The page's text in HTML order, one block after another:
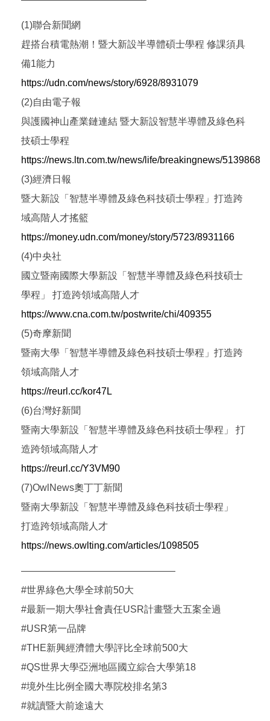
(1)聯合新聞網
趕搭台積電熱潮！暨大新設半導體碩士學程 修課須具
備1能力
https://udn.com/news/story/6928/8931079
(2)自由電子報
與護國神山產業鏈連結 暨大新設智慧半導體及綠色科
技碩士學程
https://news.ltn.com.tw/news/life/breakingnews/5139868
(3)經濟日報
暨大新設「智慧半導體及綠色科技碩士學程」打造跨
域高階人才搖籃
https://money.udn.com/money/story/5723/8931166
(4)中央社
國立暨南國際大學新設「智慧半導體及綠色科技碩士
學程」 打造跨領域高階人才
https://www.cna.com.tw/postwrite/chi/409355
(5)奇摩新聞
暨南大學「智慧半導體及綠色科技碩士學程」打造跨
領域高階人才
https://reurl.cc/kor47L
(6)台灣好新聞
暨南大學新設「智慧半導體及綠色科技碩士學程」 打
造跨領域高階人才
https://reurl.cc/Y3VM90
(7)OwlNews奧丁丁新聞
暨南大學新設「智慧半導體及綠色科技碩士學程」
打造跨領域高階人才
https://news.owlting.com/articles/1098505
————————————————
#世界綠色大學全球前50大
#最新一期大學社會責任USR計畫暨大五案全過
#USR第一品牌
#THE新興經濟體大學評比全球前500大
#QS世界大學亞洲地區國立綜合大學第18
#境外生比例全國大專院校排名第3
#就讀暨大前途遠大